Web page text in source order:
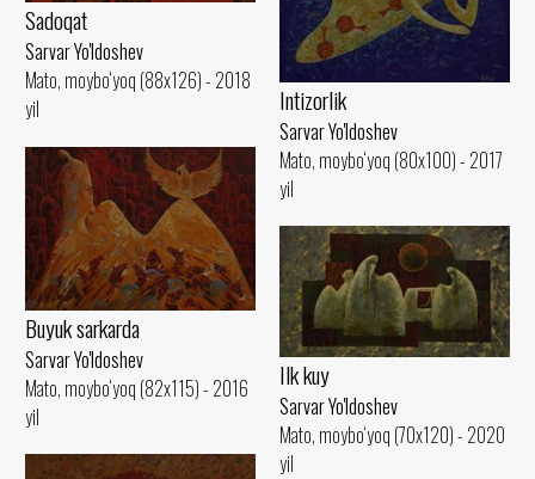
Sadoqat
Sarvar Yo'ldoshev
Mato, moybo‘yoq (88x126) - 2018
yil
Intizorlik
Sarvar Yo'ldoshev
Mato, moybo‘yoq (80x100) - 2017
yil
Buyuk sarkarda
Sarvar Yo'ldoshev
Mato, moybo‘yoq (82x115) - 2016
yil
Ilk kuy
Sarvar Yo'ldoshev
Mato, moybo‘yoq (70x120) - 2020
yil